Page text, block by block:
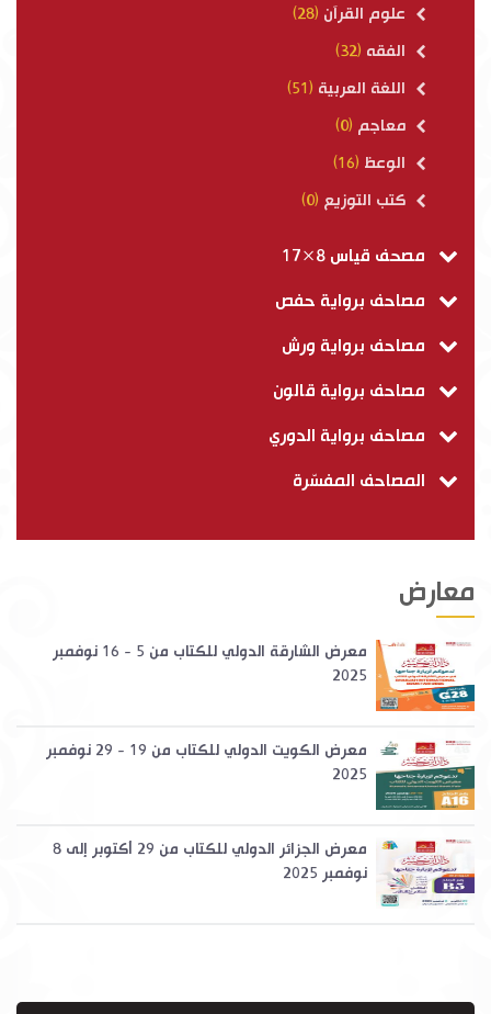
علوم القرآن (28)
الفقه (32)
اللغة العربية (51)
معاجم (0)
الوعظ (16)
كتب التوزيع (0)
مصحف قياس 8×17
مصاحف برواية حفص
مصاحف برواية ورش
مصاحف برواية قالون
مصاحف برواية الدوري
المصاحف المفسّرة
معارض
معرض الشارقة الدولي للكتاب من 5 - 16 نوفمبر
2025
معرض الكويت الدولي للكتاب من 19 - 29 نوفمبر
2025
معرض الجزائر الدولي للكتاب من 29 أكتوبر إلى 8
نوفمبر 2025